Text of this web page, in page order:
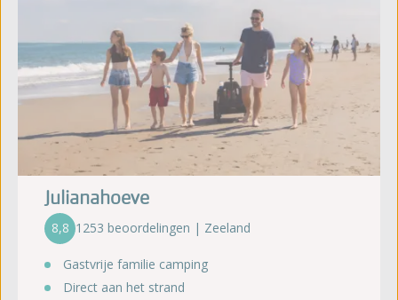
Julianahoeve
8,8 1253 beoordelingen | Zeeland
Gastvrije familie camping
Direct aan het strand